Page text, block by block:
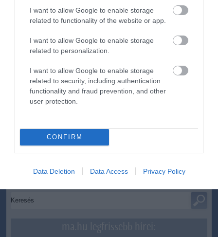
I want to allow Google to enable storage
related to functionality of the website or app.
I want to allow Google to enable storage
related to personalization.
I want to allow Google to enable storage
related to security, including authentication
functionality and fraud prevention, and other
user protection.
CONFIRM
Data Deletion Data Access Privacy Policy
modern és nyitott ország képét sugallják, miközben a valóságban
a lakosság jelentős része továbbra is súlyos gazdasági
nehézségekkel küzd, és az ország szinte teljesen el van
Az új üdülőközpont így egyszerre turisztikai vállalkozás és
látványosan demonstrálja is sajátos világát – legalábbis kifelé.
kommenteket nem tudja befolyásolni - azok az olvasók személyes véleményét
Kérjük, kulturáltan, mások személyiségi jogainak és jó hírnevének tiszteletben